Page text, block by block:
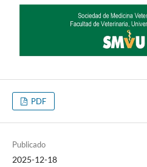
PDF
Publicado
2025-12-18